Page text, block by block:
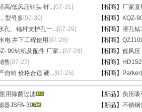
高/低风压钻头 钎...[07-31] 【招商】 厂家
型号多 [07-30] 【招商】
KQZ-
孔、锚杆支护孔一...[07-29] 【招商】 潜孔钻
电 井下工程使用 [07-28] 【招商】
90钻机及配件 厂家...[07-28] 【招商】 低风压
售 [07-27] 【招商】
自销 价格合适 硬...[07-25] 【招商】
用除菌过滤 【新品】 负压吸
器JSFA-30 【新品】 不锈钢